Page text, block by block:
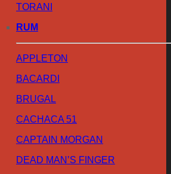
TORANI
RUM
APPLETON
BACARDI
BRUGAL
CACHACA 51
CAPTAIN MORGAN
DEAD MAN’S FINGER